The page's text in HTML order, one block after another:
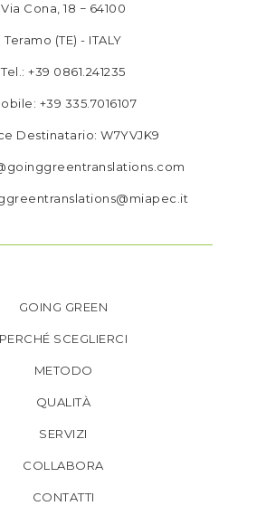
Via Cona, 18 − 64100
Teramo (TE) - ITALY
Tel.: +39 0861.241235
+39 335.7016107
Destinatario: W7YVJK9
GOING GREEN
PERCHÉ SCEGLIERCI
METODO
QUALITÀ
SERVIZI
COLLABORA
CONTATTI